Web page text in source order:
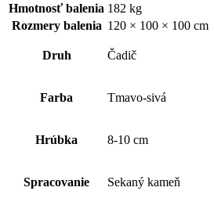
Hmotnosť balenia 182 kg
Rozmery balenia 120 × 100 × 100 cm
Druh Čadič
Farba Tmavo-sivá
Hrúbka 8-10 cm
Spracovanie Sekaný kameň